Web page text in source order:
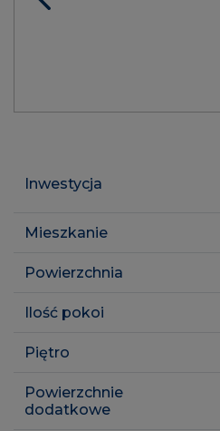
Inwestycja
Mieszkanie
Powierzchnia
Ilość pokoi
Piętro
Powierzchnie
dodatkowe